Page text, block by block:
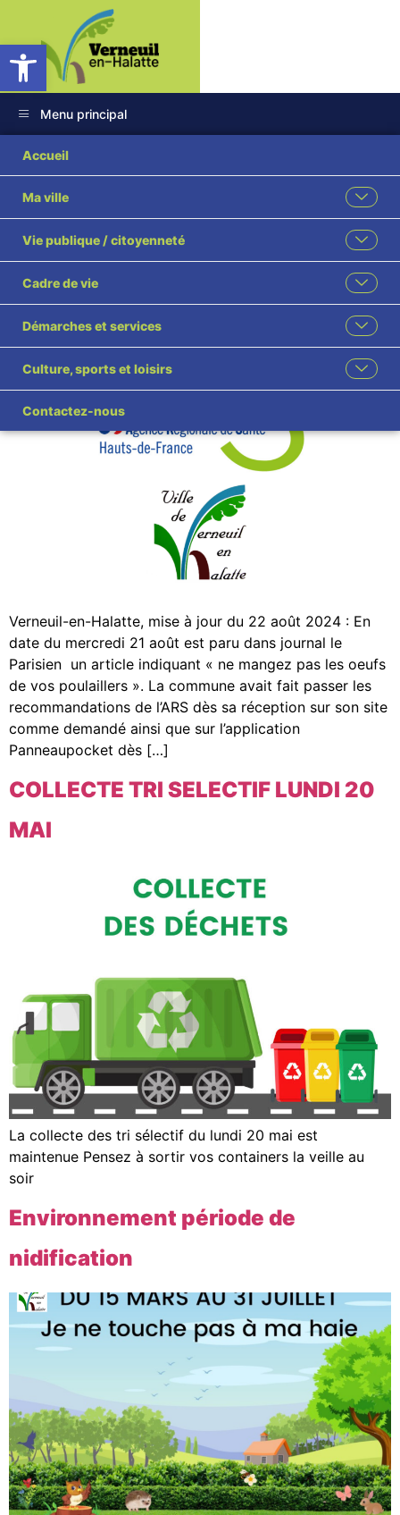
Ouvrir la barre d’outils
Menu principal
Accueil
Ma ville
Vie publique / citoyenneté
Cadre de vie
Démarches et services
Culture, sports et loisirs
Contactez-nous
Catégorie :
Environnement
RECOMMANDATIONS Agence
Régionale de la Santé
Verneuil-en-Halatte, mise à jour du 22 août 2024 : En
date du mercredi 21 août est paru dans journal le
Parisien un article indiquant « ne mangez pas les oeufs
de vos poulaillers ». La commune avait fait passer les
recommandations de l’ARS dès sa réception sur son site
comme demandé ainsi que sur l’application
Panneaupocket dès […]
COLLECTE TRI SELECTIF LUNDI 20
MAI
La collecte des tri sélectif du lundi 20 mai est
maintenue Pensez à sortir vos containers la veille au
soir
Environnement période de
nidification